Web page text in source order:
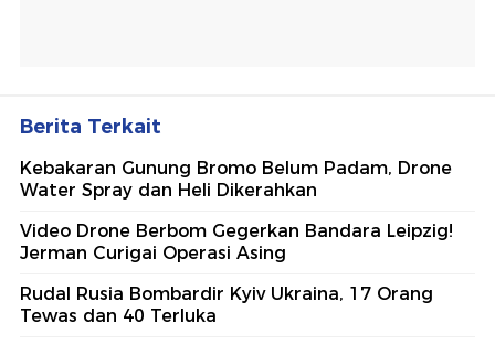
Berita Terkait
Kebakaran Gunung Bromo Belum Padam, Drone
Water Spray dan Heli Dikerahkan
Video Drone Berbom Gegerkan Bandara Leipzig!
Jerman Curigai Operasi Asing
Rudal Rusia Bombardir Kyiv Ukraina, 17 Orang
Tewas dan 40 Terluka